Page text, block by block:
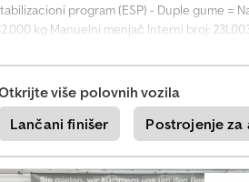
program (ESP) - Duple gume =
kg Manuelni menjač Interni broj:
Kilometraža: 290.402 km Boja: zelena
kg Dozvoljena ukupna masa: 32.000 kg
više polovnih vozila
Lančani finišer
Postrojenje za